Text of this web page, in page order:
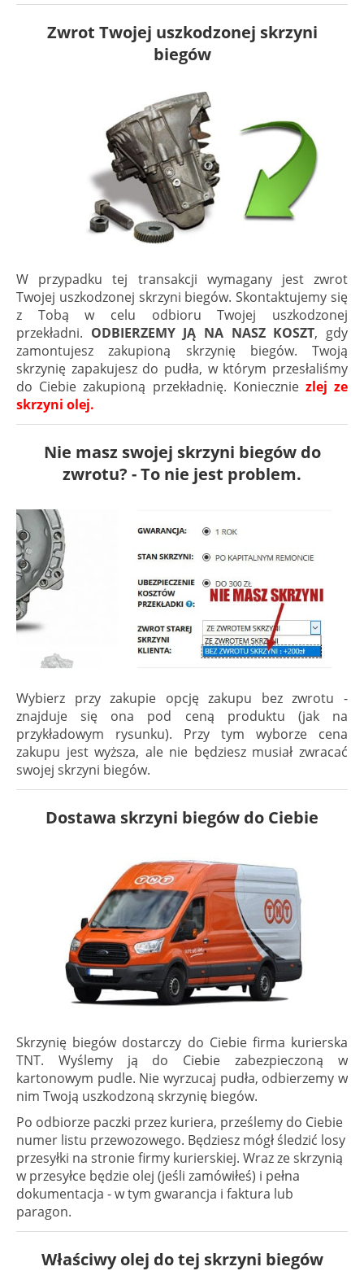
Zwrot Twojej uszkodzonej skrzyni
biegów
W przypadku tej transakcji wymagany jest zwrot
Twojej uszkodzonej skrzyni biegów. Skontaktujemy się
z Tobą w celu odbioru Twojej uszkodzonej
przekładni. ODBIERZEMY JĄ NA NASZ KOSZT, gdy
zamontujesz zakupioną skrzynię biegów. Twoją
skrzynię zapakujesz do pudła, w którym przesłaliśmy
do Ciebie zakupioną przekładnię. Koniecznie zlej ze
skrzyni olej.
Nie masz swojej skrzyni biegów do
zwrotu? - To nie jest problem.
Wybierz przy zakupie opcję zakupu bez zwrotu -
znajduje się ona pod ceną produktu (jak na
przykładowym rysunku). Przy tym wyborze cena
zakupu jest wyższa, ale nie będziesz musiał zwracać
swojej skrzyni biegów.
Dostawa skrzyni biegów do Ciebie
Skrzynię biegów dostarczy do Ciebie firma kurierska
TNT. Wyślemy ją do Ciebie zabezpieczoną w
kartonowym pudle. Nie wyrzucaj pudła, odbierzemy w
nim Twoją uszkodzoną skrzynię biegów.
Po odbiorze paczki przez kuriera, prześlemy do Ciebie
numer listu przewozowego. Będziesz mógł śledzić losy
przesyłki na stronie firmy kurierskiej. Wraz ze skrzynią
w przesyłce będzie olej (jeśli zamówiłeś) i pełna
dokumentacja - w tym gwarancja i faktura lub
paragon.
Właściwy olej do tej skrzyni biegów